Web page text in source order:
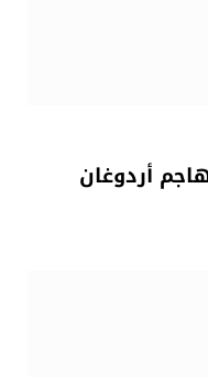
أردوغان